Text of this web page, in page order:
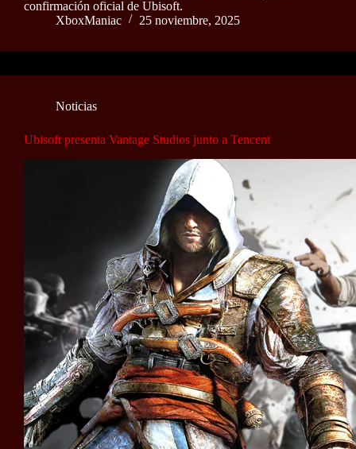
confirmación oficial de Ubisoft.
XboxManiac
25 noviembre, 2025
Noticias
Ubisoft presenta Vantage Studios junto a Tencent